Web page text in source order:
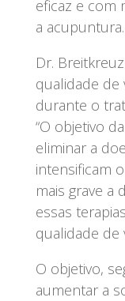
eficaz e com
a acupuntura.
Dr.
qualidade de
durante o
“O objetivo
eliminar a
intensificam
mais grave a
essas
qualidade de
O objetivo,
aumentar a